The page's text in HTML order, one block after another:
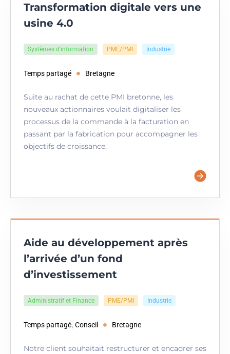
Transformation digitale vers une
usine 4.0
Systèmes d'information PME/PMI Industrie
Temps partagé Bretagne
Suite au rachat de cette PMI bretonne, les
nouveaux actionnaires voulait digitaliser les
processus de la commande à la facturation en
passant par la fabrication pour accompagner les
objectifs de croissance.
Aide au développement après
l’arrivée d’un fond
d’investissement
Administratif et Finance PME/PMI Industrie
Temps partagé, Conseil Bretagne
Notre client souhaitait restructurer et encadrer ses